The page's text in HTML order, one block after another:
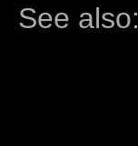
See also: